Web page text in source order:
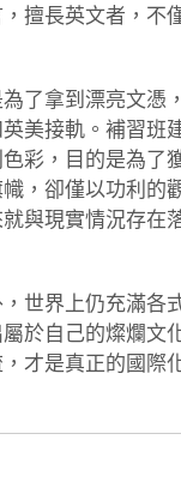
擅長英文者，不
了拿到漂亮文憑
美接軌。補習班
彩，目的是為了
，卻僅以功利的
與現實情況存在
世界上仍充滿各
於自己的燦爛文
才是真正的國際